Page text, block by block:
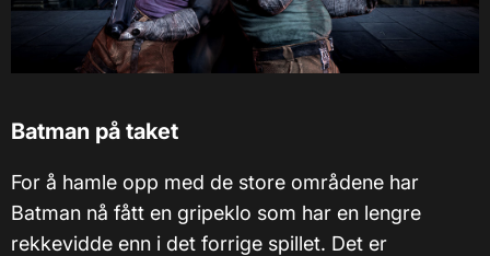
Batman på taket
For å hamle opp med de store områdene har
Batman nå fått en gripeklo som har en lengre
rekkevidde enn i det forrige spillet. Det er